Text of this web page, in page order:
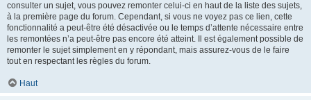
consulter un sujet, vous pouvez remonter celui-ci en haut de la liste des sujets,
à la première page du forum. Cependant, si vous ne voyez pas ce lien, cette
fonctionnalité a peut-être été désactivée ou le temps d’attente nécessaire entre
les remontées n’a peut-être pas encore été atteint. Il est également possible de
remonter le sujet simplement en y répondant, mais assurez-vous de le faire
tout en respectant les règles du forum.
Haut